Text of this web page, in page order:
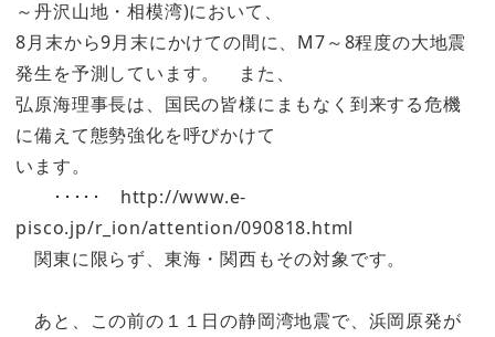
～丹沢山地・相模湾)において、
8月末から9月末にかけての間に、M7～8程度の大地震
発生を予測しています。 また、
弘原海理事長は、国民の皆様にまもなく到来する危機
に備えて態勢強化を呼びかけて
います。
･････ http://www.e-
pisco.jp/r_ion/attention/090818.html
関東に限らず、東海・関西もその対象です。
あと、この前の１１日の静岡湾地震で、浜岡原発が